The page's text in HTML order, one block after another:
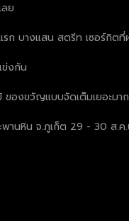
ย
รก บางแสน สตรีท เซอร์กิตที่
ข่งกัน
ของขวัญแบบจัดเต็มเยอะมา
านหิน จ.ภูเก็ต 29 - 30 ส.ค